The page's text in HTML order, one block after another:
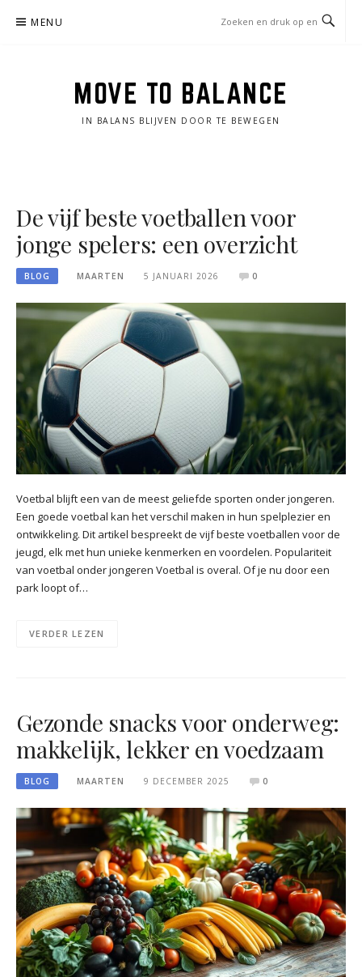
MENU
MOVE TO BALANCE
IN BALANS BLIJVEN DOOR TE BEWEGEN
De vijf beste voetballen voor
jonge spelers: een overzicht
BLOG MAARTEN 5 JANUARI 2026 0
Voetbal blijft een van de meest geliefde sporten onder jongeren.
Een goede voetbal kan het verschil maken in hun spelplezier en
ontwikkeling. Dit artikel bespreekt de vijf beste voetballen voor de
jeugd, elk met hun unieke kenmerken en voordelen. Populariteit
van voetbal onder jongeren Voetbal is overal. Of je nu door een
park loopt of…
VERDER LEZEN
Gezonde snacks voor onderweg:
makkelijk, lekker en voedzaam
BLOG MAARTEN 9 DECEMBER 2025 0